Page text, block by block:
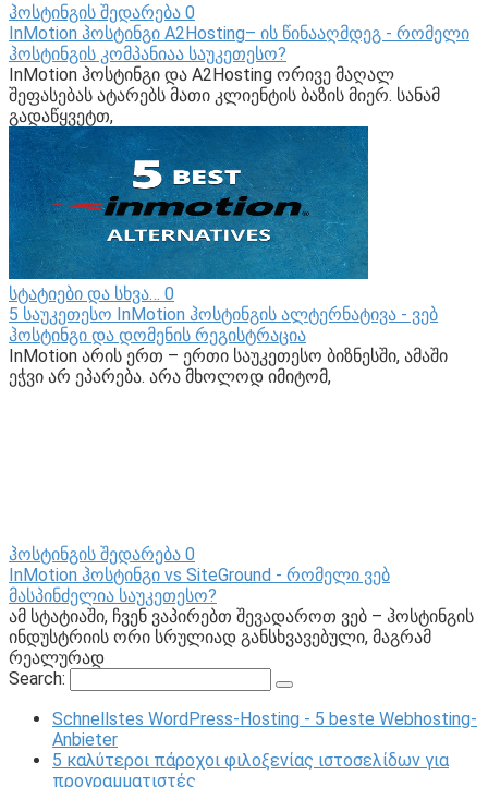
ჰოსტინგის შედარება 0
InMotion ჰოსტინგი A2Hosting– ის წინააღმდეგ - რომელი
ჰოსტინგის კომპანიაა საუკეთესო?
InMotion ჰოსტინგი და A2Hosting ორივე მაღალ
შეფასებას ატარებს მათი კლიენტის ბაზის მიერ. სანამ
გადაწყვეტთ,
სტატიები და სხვა… 0
5 საუკეთესო InMotion ჰოსტინგის ალტერნატივა - ვებ
ჰოსტინგი და დომენის რეგისტრაცია
InMotion არის ერთ – ერთი საუკეთესო ბიზნესში, ამაში
ეჭვი არ ეპარება. არა მხოლოდ იმიტომ,
ჰოსტინგის შედარება 0
InMotion ჰოსტინგი vs SiteGround - რომელი ვებ
მასპინძელია საუკეთესო?
ამ სტატიაში, ჩვენ ვაპირებთ შევადაროთ ვებ – ჰოსტინგის
ინდუსტრიის ორი სრულიად განსხვავებული, მაგრამ
რეალურად
Search:
Schnellstes WordPress-Hosting - 5 beste Webhosting-
Anbieter
5 καλύτεροι πάροχοι φιλοξενίας ιστοσελίδων για
προγραμματιστές